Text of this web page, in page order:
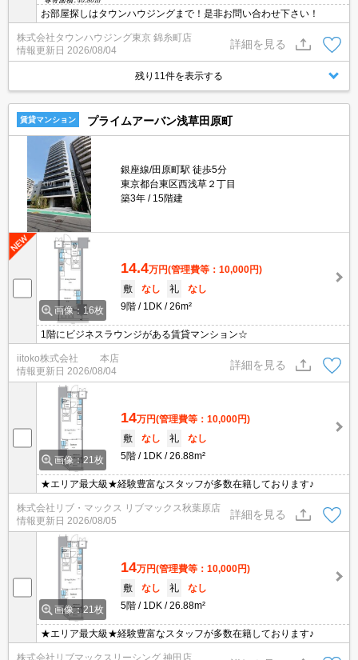
お部屋探しはタウンハウジングまで！是非お問い合わせ下さい！
株式会社タウンハウジング東京 錦糸町店
情報更新日 2026/08/04
詳細を見る
残り11件を表示する
賃貸マンション プライムアーバン浅草田原町
銀座線/田原町駅 徒歩5分
東京都台東区西浅草２丁目
築3年
15階建
画像：16枚
14.4万円(管理費等：10,000円)
敷
なし 礼
なし
9階
1DK 26m²
1階にビジネスラウンジがある賃貸マンション☆
iitoko株式会社 本店
情報更新日 2026/08/04
詳細を見る
画像：21枚
14万円(管理費等：10,000円)
敷
なし 礼
なし
5階
1DK 26.88m²
★エリア最大級★経験豊富なスタッフが多数在籍しております♪
株式会社リブ・マックス リブマックス秋葉原店
情報更新日 2026/08/05
詳細を見る
画像：21枚
14万円(管理費等：10,000円)
敷
なし 礼
なし
5階
1DK 26.88m²
★エリア最大級★経験豊富なスタッフが多数在籍しております♪
株式会社リブマックスリーシング 神田店